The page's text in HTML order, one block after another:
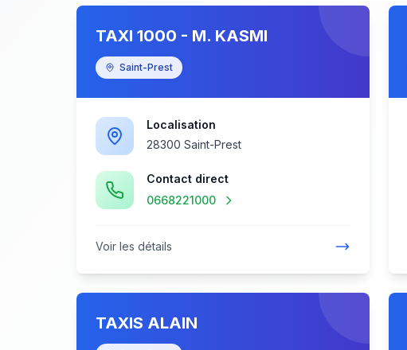
TAXI 1000 - M. KASMI
Saint-Prest
Localisation
28300 Saint-Prest
Contact direct
0668221000
Voir les détails
TAXIS ALAIN